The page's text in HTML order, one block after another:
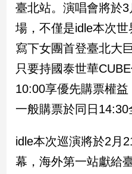
焦
品
觀
點
民
調
國
點
臺北站。演唱會將於
場，不僅是idle本次
寫下女團首登臺北大
只要持國泰世華
10:00享優先購票權益
一般購票於同日14:30
idle本次巡演將於2月
幕，海外第一站獻給